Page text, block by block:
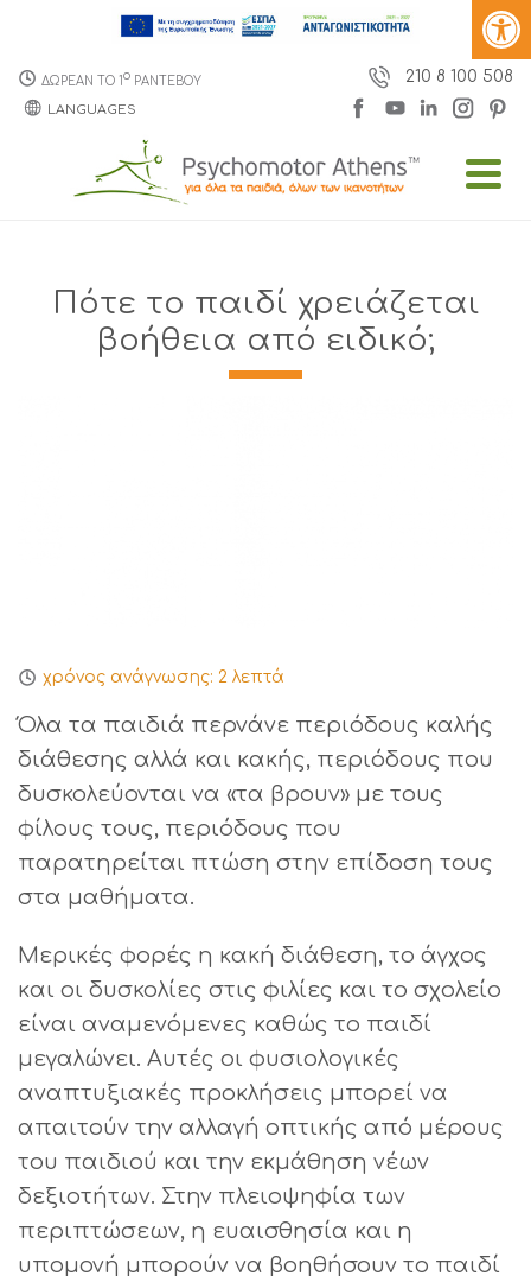
ΔΩΡΕΑΝ ΤΟ 1o ΡΑΝΤΕΒΟΥ
LANGUAGES
210 8 100 508
Πότε το παιδί χρειάζεται
βοήθεια από ειδικό;
χρόνος ανάγνωσης: 2 λεπτά
Όλα τα παιδιά περνάνε περιόδους καλής
διάθεσης αλλά και κακής, περιόδους που
δυσκολεύονται να «τα βρουν» με τους
φίλους τους, περιόδους που
παρατηρείται πτώση στην επίδοση τους
στα μαθήματα.
Μερικές φορές η κακή διάθεση, το άγχος
και οι δυσκολίες στις φιλίες και το σχολείο
είναι αναμενόμενες καθώς το παιδί
μεγαλώνει. Αυτές οι φυσιολογικές
αναπτυξιακές προκλήσεις μπορεί να
απαιτούν την αλλαγή οπτικής από μέρους
του παιδιού και την εκμάθηση νέων
δεξιοτήτων. Στην πλειοψηφία των
περιπτώσεων, η ευαισθησία και η
υπομονή μπορούν να βοηθήσουν το παιδί